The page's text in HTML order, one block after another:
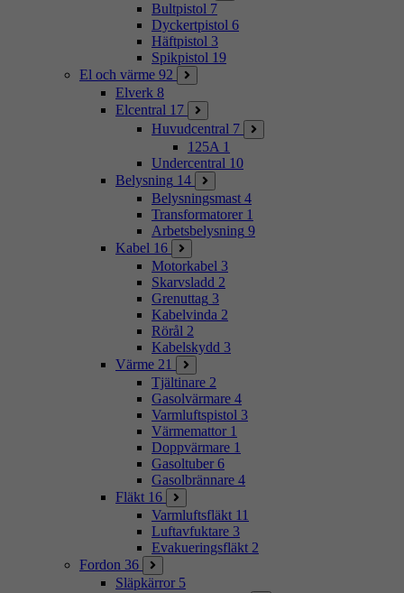
Bultpistol 7
Dyckertpistol 6
Häftpistol 3
Spikpistol 19
El och värme 92
Elverk 8
Elcentral 17
Huvudcentral 7
125A 1
Undercentral 10
Belysning 14
Belysningsmast 4
Transformatorer 1
Arbetsbelysning 9
Kabel 16
Motorkabel 3
Skarvsladd 2
Grenuttag 3
Kabelvinda 2
Rörål 2
Kabelskydd 3
Värme 21
Tjältinare 2
Gasolvärmare 4
Varmluftspistol 3
Värmemattor 1
Doppvärmare 1
Gasoltuber 6
Gasolbrännare 4
Fläkt 16
Varmluftsfläkt 11
Luftavfuktare 3
Evakueringsfläkt 2
Fordon 36
Släpkärror 5